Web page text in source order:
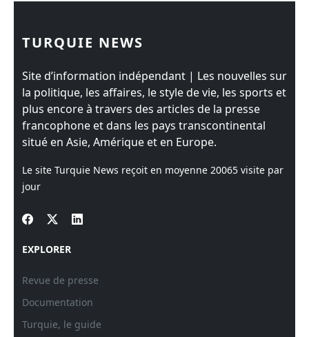
TURQUIE NEWS
Site d’information indépendant | Les nouvelles sur
la politique, les affaires, le style de vie, les sports et
plus encore à travers des articles de la presse
francophone et dans les pays transcontinental
situé en Asie, Amérique et en Europe.
Le site Turquie News reçoit en moyenne 20065 visite par
jour
EXPLORER
Revue de presse
Documentation
Turquie, le guide